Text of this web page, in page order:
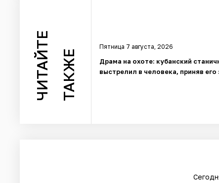
ЧИТАЙТЕ ТАКЖЕ
Пятница 7 августа, 2026
Драма на охоте: кубанский
выстрелил в человека, приняв